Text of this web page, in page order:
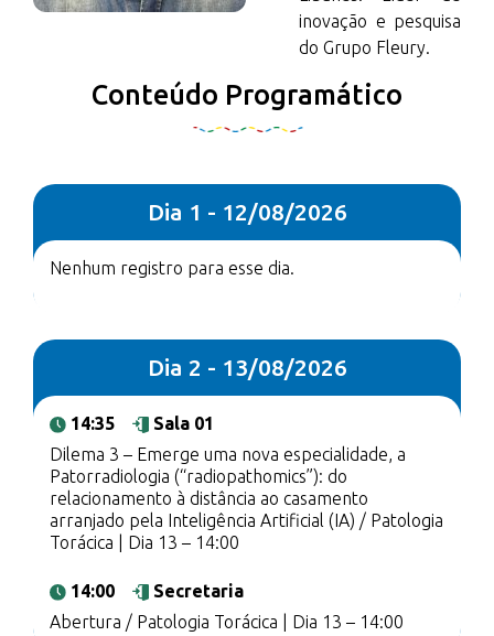
inovação e pesquisa
do Grupo Fleury.
Conteúdo Programático
Dia 1 - 12/08/2026
Nenhum registro para esse dia.
Dia 2 - 13/08/2026
14:35
Sala 01
Dilema 3 – Emerge uma nova especialidade, a
Patorradiologia (“radiopathomics”): do
relacionamento à distância ao casamento
arranjado pela Inteligência Artificial (IA) / Patologia
Torácica | Dia 13 – 14:00
14:00
Secretaria
Abertura / Patologia Torácica | Dia 13 – 14:00